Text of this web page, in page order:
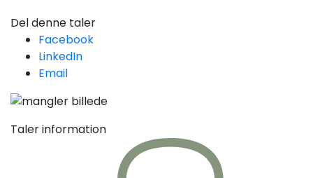
Del denne taler
Facebook
LinkedIn
Email
Taler information